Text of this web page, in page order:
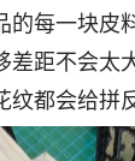
的每一块皮
差距不会太
都会给拼